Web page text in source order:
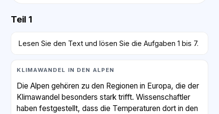
Teil 1
Lesen Sie den Text und lösen Sie die Aufgaben 1 bis 7.
KLIMAWANDEL IN DEN ALPEN
Die Alpen gehören zu den Regionen in Europa, die der
Klimawandel besonders stark trifft. Wissenschaftler
haben festgestellt, dass die Temperaturen dort in den